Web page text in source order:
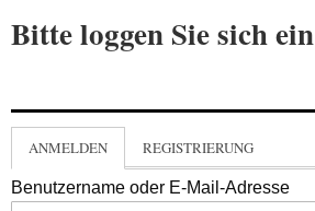
Bitte loggen Sie sich ein
ANMELDEN REGISTRIERUNG
Benutzername oder E-Mail-Adresse